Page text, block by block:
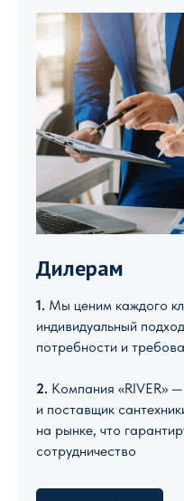
Дилерам
1. Мы ценим каждого
индивидуальный
потребности и
2. Компания «RIVER»
и поставщик
на рынке, что
сотрудничество